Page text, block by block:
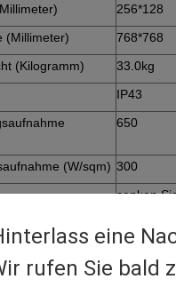
eine
rufen Sie bald
256*128
(Millimeter)
768*768
(Kilogramm)
33.0kg
IP43
650
(W/sqm) 300
senken
an
Grad 256